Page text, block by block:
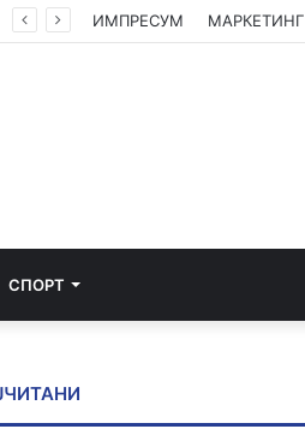
ИМПРЕСУМ МАРКЕТИНГ
СПОРТ